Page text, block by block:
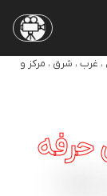
غرب ، شرق ، مرکز و
حرفه